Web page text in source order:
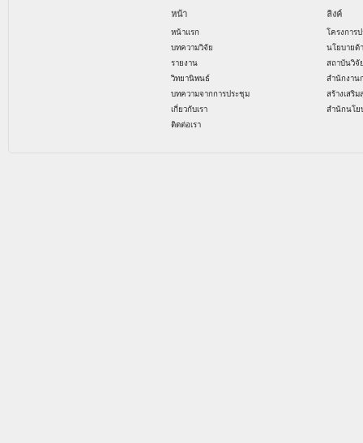
หน้า
หน้าแรก
บทความวิจัย
รายงาน
วิทยานิพนธ์
บทความจากการประชุม
เกี่ยวกับเรา
ติดต่อเรา
ลิงค์
โครงการ
นโยบายด้
สถาบันวิจั
สำนักงาน
สร้างเสริ
สำนักนโย